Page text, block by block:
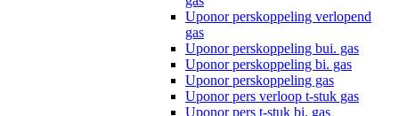
Uponor perskoppeling verlopend
gas
Uponor perskoppeling bui. gas
Uponor perskoppeling bi. gas
Uponor perskoppeling gas
Uponor pers verloop t-stuk gas
Uponor pers t-stuk bi. gas